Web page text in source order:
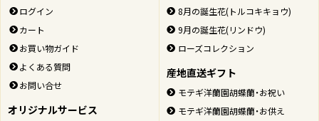
ログイン
カート
お買い物ガイド
よくある質問
お問い合せ
オリジナルサービス
8月の誕生花(トルコキキョウ)
9月の誕生花(リンドウ)
ローズコレクション
産地直送ギフト
モテギ洋蘭園胡蝶蘭・お祝い
モテギ洋蘭園胡蝶蘭・お供え